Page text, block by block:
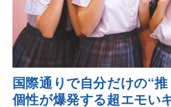
国際通りで自分だけの“
個性が爆発する超エモい